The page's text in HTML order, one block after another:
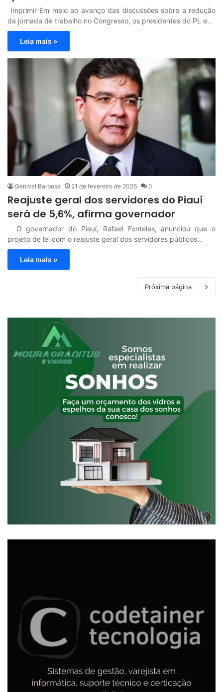
Imprimir Em meio ao avanço das discussões sobre a redução
da jornada de trabalho no Congresso, os presidentes do PL e…
Leia mais »
Genival Barbosa 21 de fevereiro de 2026 0
Reajuste geral dos servidores do Piauí
será de 5,6%, afirma governador
O governador do Piauí, Rafael Fonteles, anunciou que o
projeto de lei com o reajuste geral dos servidores públicos…
Leia mais »
Próxima página